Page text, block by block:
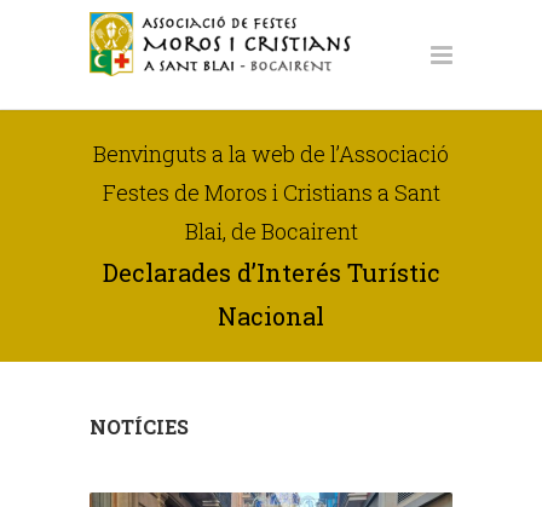
Benvinguts a la web de l’Associació
Festes de Moros i Cristians a Sant
Blai, de Bocairent
Declarades d’Interés Turístic
Nacional
NOTÍCIES